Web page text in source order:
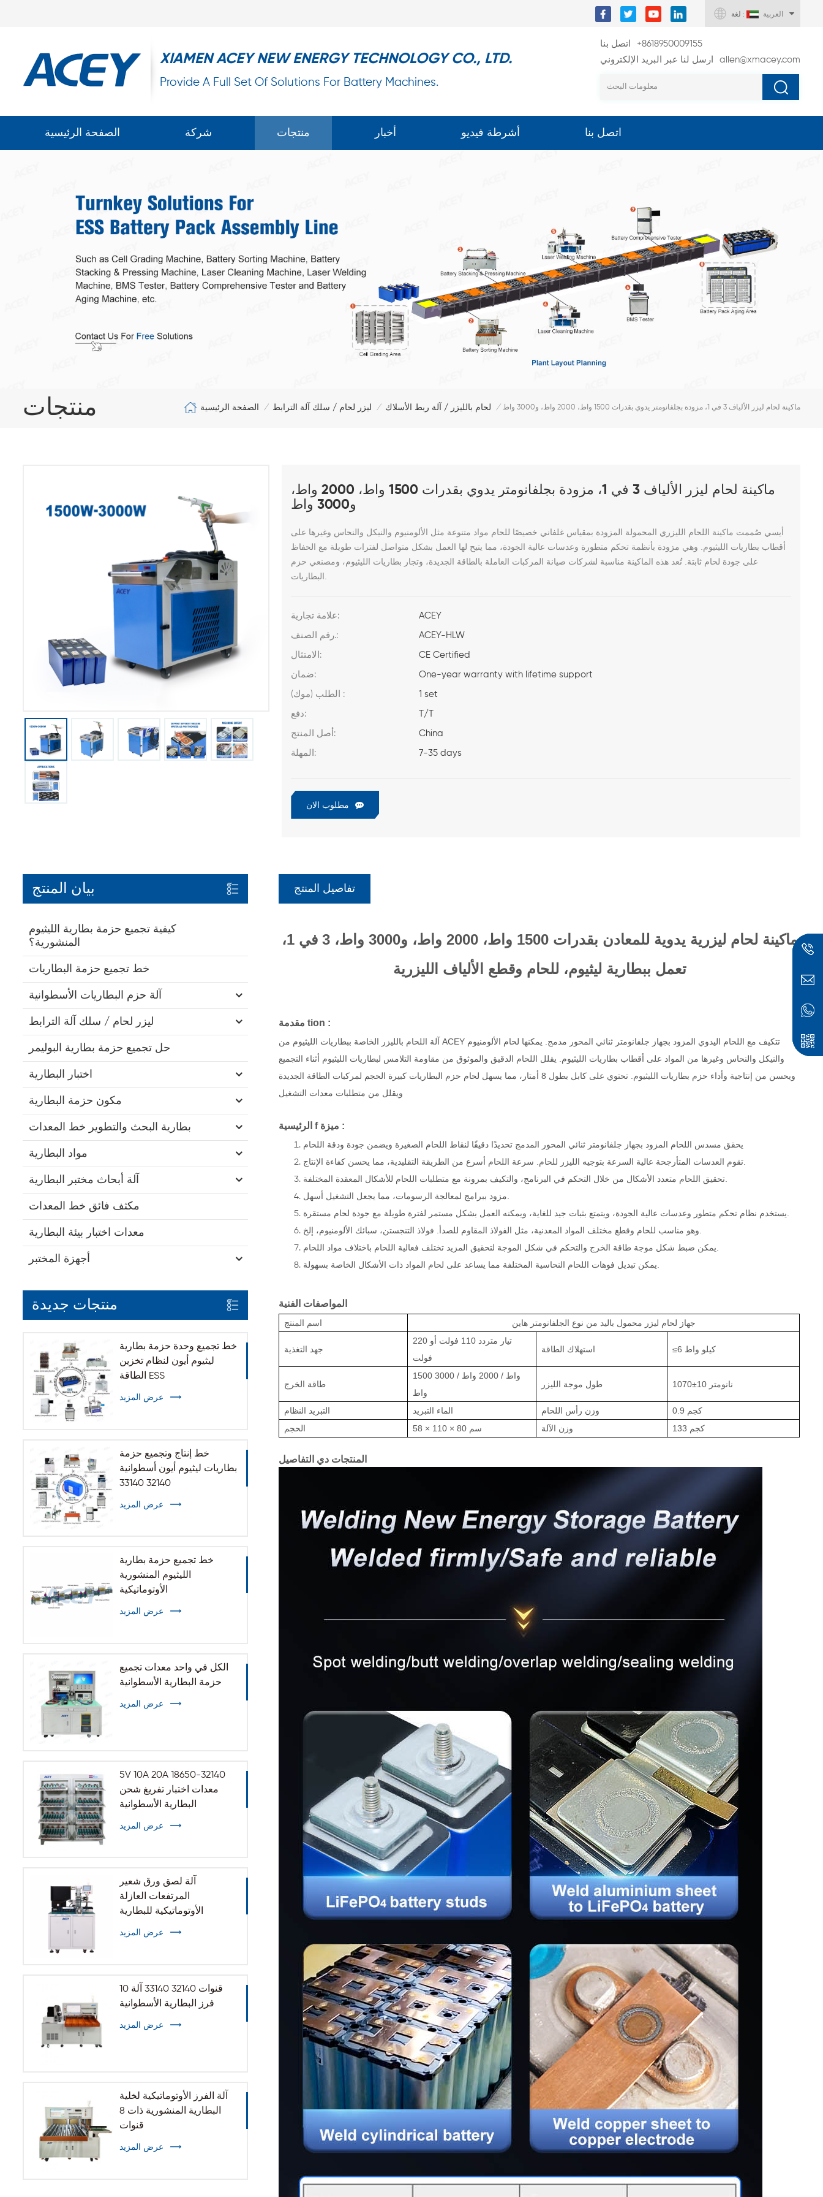
لغة : العربية
XIAMEN ACEY NEW ENERGY TECHNOLOGY CO., LTD.
Provide A Full Set Of Solutions For Battery Machines.
اتصل بنا
+8618950009155
ارسل لنا عبر البريد الإلكتروني
allen@xmacey.com
الصفحة الرئيسية شركة منتجات أخبار أشرطة فيديو اتصل بنا
منتجات الصفحة الرئيسية / ليزر لحام / سلك آلة الترابط / لحام بالليزر / آلة ربط الأسلاك / ماكينة لحام ليزر الألياف 3 في 1، مزودة بجلفانومتر يدوي بقدرات 1500 واط، 2000 واط، و3000 واط
ماكينة لحام ليزر الألياف 3 في 1، مزودة بجلفانومتر يدوي بقدرات 1500 واط، 2000 واط،
و3000 واط
أيسي صُممت ماكينة اللحام الليزري المحمولة المزودة بمقياس غلفاني خصيصًا للحام مواد متنوعة مثل الألومنيوم والنيكل والنحاس وغيرها على
أقطاب بطاريات الليثيوم. وهي مزودة بأنظمة تحكم متطورة وعدسات عالية الجودة، مما يتيح لها العمل بشكل متواصل لفترات طويلة مع الحفاظ
على جودة لحام ثابتة. تُعد هذه الماكينة مناسبة لشركات صيانة المركبات العاملة بالطاقة الجديدة، وتجار بطاريات الليثيوم، ومصنعي حزم
علامة تجارية: ACEY
رقم الصنف.: ACEY-HLW
الامتثال: CE Certified
ضمان: One-year warranty with lifetime support
الطلب (موك) : 1 set
دفع: T/T
أصل المنتج: China
المهلة: 7-35 days
مطلوب الان
بيان المنتج
كيفية تجميع حزمة بطارية الليثيوم
المنشورية؟
خط تجميع حزمة البطاريات
آلة حزم البطاريات الأسطوانية
ليزر لحام / سلك آلة الترابط
حل تجميع حزمة بطارية البوليمر
اختبار البطارية
مكون حزمة البطارية
بطارية البحث والتطوير خط المعدات
مواد البطارية
آلة أبحاث مختبر البطارية
مكثف فائق خط المعدات
معدات اختبار بيئة البطارية
أجهزة المختبر
منتجات جديدة
خط تجميع وحدة حزمة بطارية
ليثيوم أيون لنظام تخزين
الطاقة ESS
عرض المزيد
خط إنتاج وتجميع حزمة
بطاريات ليثيوم أيون أسطوانية
32140 33140
عرض المزيد
خط تجميع حزمة بطارية
الليثيوم المنشورية
الأوتوماتيكية
عرض المزيد
الكل في واحد معدات تجميع
حزمة البطارية الأسطوانية
عرض المزيد
5V 10A 20A 18650-32140
معدات اختبار تفريغ شحن
البطارية الأسطوانية
عرض المزيد
آلة لصق ورق شعير
المرتفعات العازلة
الأوتوماتيكية للبطارية
عرض المزيد
10 قنوات 32140 33140 آلة
فرز البطارية الأسطوانية
عرض المزيد
آلة الفرز الأوتوماتيكية لخلية
البطارية المنشورية ذات 8
قنوات
عرض المزيد
تفاصيل المنتج
ماكينة لحام ليزرية يدوية للمعادن بقدرات 1500 واط، 2000 واط، و3000 واط، 3 في 1،
تعمل ببطارية ليثيوم، للحام وقطع الألياف الليزرية
مقدمةtion :
آلة اللحام بالليزر الخاصة ببطاريات الليثيوم من ACEY تتكيف مع اللحام اليدوي المزود بجهاز جلفانومتر ثنائي المحور مدمج. يمكنها لحام الألومنيوم
والنيكل والنحاس وغيرها من المواد على أقطاب بطاريات الليثيوم. يقلل اللحام الدقيق والموثوق من مقاومة التلامس لبطاريات الليثيوم أثناء التجميع
ويحسن من إنتاجية وأداء حزم بطاريات الليثيوم. تحتوي على كابل بطول 8 أمتار، مما يسهل لحام حزم البطاريات كبيرة الحجم لمركبات الطاقة الجديدة
ويقلل من متطلبات معدات التشغيل
الرئيسيةf :
يحقق مسدس اللحام المزود بجهاز جلفانومتر ثنائي المحور المدمج تحديدًا دقيقًا لنقاط اللحام الصغيرة ويضمن جودة ودقة اللحام
وهو مناسب للحام وقطع مختلف المواد المعدنية، مثل الفولاذ المقاوم للصدأ.
يمكن ضبط شكل موجة طاقة الخرج والتحكم في شكل الموجة لتحقيق المزيد
المواصفات الفنية
اسم المنتج جهاز لحام ليزر محمول باليد من نوع الجلفانومترهاين
جهد التغذية
تيار متردد 110 فولت أو 220
فولت
استهلاك الطاقة ≤6 كيلو واط
طاقة الخرج
1500 واط / 2000 واط / 3000
واط
طول موجة الليزر 1070±10 نانومتر
التبريد النظام الماء التبريد وزن رأس اللحام
0.9 كجم
الحجم
58 × 110 × 80 سم وزن الآلة 133 كجم
المنتجات دي التفاصيل